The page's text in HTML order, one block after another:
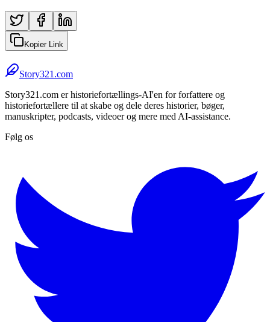
Kopier Link
Story321.com
Story321.com er historiefortællings-AI'en for forfattere og
historiefortællere til at skabe og dele deres historier, bøger,
manuskripter, podcasts, videoer og mere med AI-assistance.
Følg os